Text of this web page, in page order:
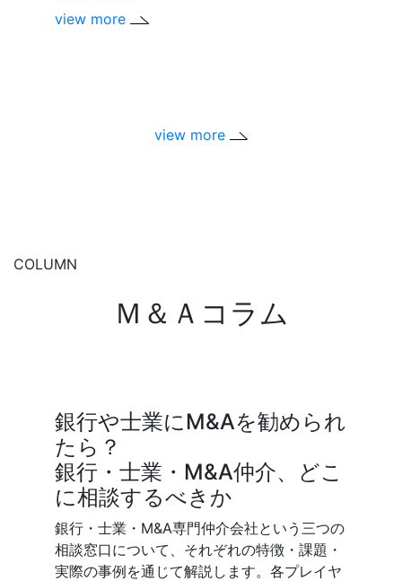
view more
view more
COLUMN
Ｍ＆Ａコラム
銀行や士業にM&Aを勧められ
たら？
銀行・士業・M&A仲介、どこ
に相談するべきか
銀行・士業・M&A専門仲介会社という三つの
相談窓口について、それぞれの特徴・課題・
実際の事例を通じて解説します。各プレイヤ